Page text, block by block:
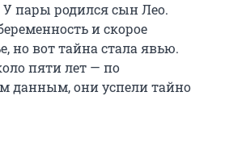
пары родился сын Лео.
и скорое
но вот тайна стала явью.
пяти лет — по
данным, они успели тайно